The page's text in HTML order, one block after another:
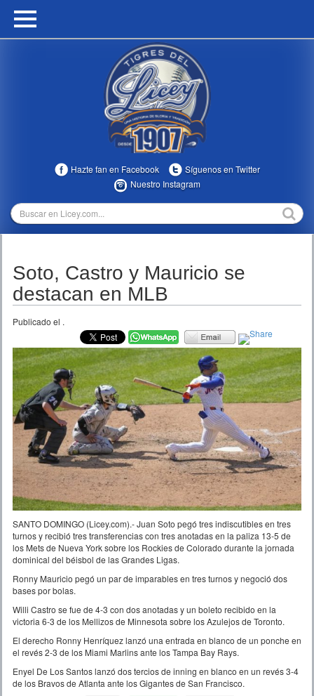
HOME
MULTIMEDIA
TEMPORADAS
Hazte fan en Facebook
Síguenos en Twitter
Nuestro Instagram
Soto, Castro y Mauricio se
destacan en MLB
Publicado el .
SANTO DOMINGO (Licey.com).- Juan Soto pegó tres indiscutibles en tres
turnos y recibió tres transferencias con tres anotadas en la paliza 13-5 de
los Mets de Nueva York sobre los Rockies de Colorado durante la jornada
dominical del béisbol de las Grandes Ligas.
Ronny Mauricio pegó un par de imparables en tres turnos y negoció dos
bases por bolas.
Willi Castro se fue de 4-3 con dos anotadas y un boleto recibido en la
victoria 6-3 de los Mellizos de Minnesota sobre los Azulejos de Toronto.
El derecho Ronny Henríquez lanzó una entrada en blanco de un ponche en
el revés 2-3 de los Miami Marlins ante los Tampa Bay Rays.
Enyel De Los Santos lanzó dos tercios de inning en blanco en un revés 3-4
de los Bravos de Atlanta ante los Gigantes de San Francisco.